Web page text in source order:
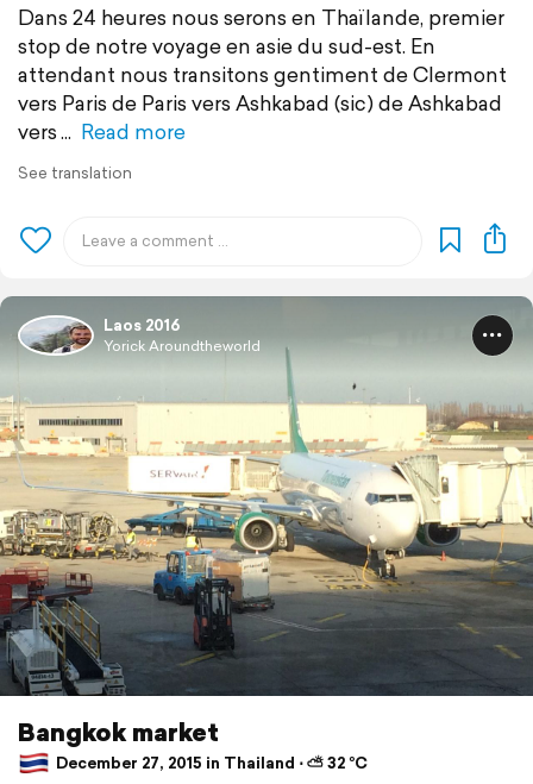
Dans 24 heures nous serons en Thaïlande, premier
stop de notre voyage en asie du sud-est. En
attendant nous transitons gentiment de Clermont
vers Paris de Paris vers Ashkabad (sic) de Ashkabad
vers
Read more
See translation
Laos 2016
Yorick Aroundtheworld
Bangkok market
December 27, 2015 in Thailand ⋅ ⛅ 32 °C